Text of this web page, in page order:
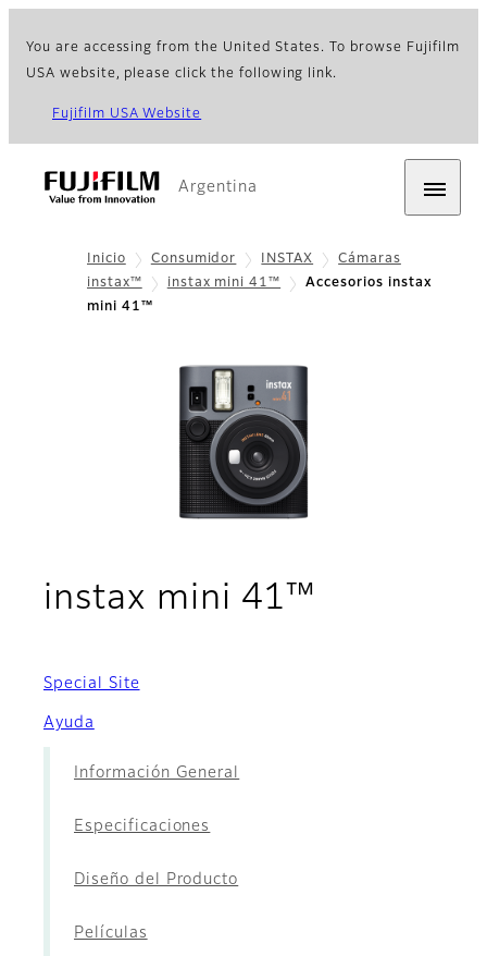
You are accessing from the United States. To browse Fujifilm
USA website, please click the following link.
Fujifilm USA Website
Argentina
Inicio Consumidor INSTAX
Cámaras
instax™
instax mini 41™
Accesorios instax
mini 41™
instax mini 41™
Special Site
Ayuda
Información General
Especificaciones
Diseño del Producto
Películas